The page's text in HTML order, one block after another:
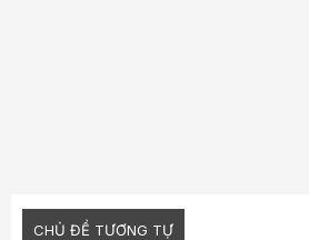
CHỦ ĐỀ TƯƠNG TỰ